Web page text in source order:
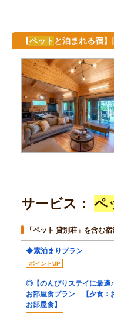
【ペット と泊まれる宿
サービス ペ
「ペット 貸別荘」を含む
◆素泊まりプラン
ポイントUP
◎【のんびりステイに最
お部屋食プラン 【夕食：
お部屋食】